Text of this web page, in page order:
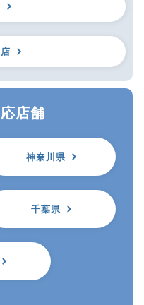
店舗
神奈川県
千葉県